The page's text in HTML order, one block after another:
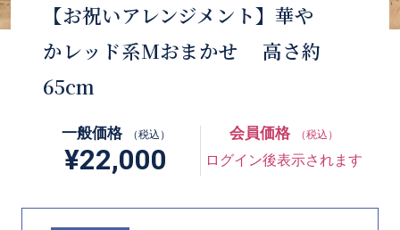
【お祝いアレンジメント】華や
かレッド系Mおまかせ 高さ約
65cm
一般価格 （税込）
¥22,000
会員価格 （税込）
ログイン後表示されます